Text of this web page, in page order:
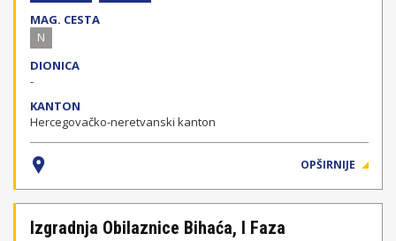
MAG. CESTA
N
DIONICA
-
KANTON
Hercegovačko-neretvanski kanton
OPŠIRNIJE
Izgradnja Obilaznice Bihaća, I Faza